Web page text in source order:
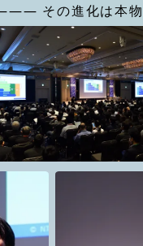
その進化は本物